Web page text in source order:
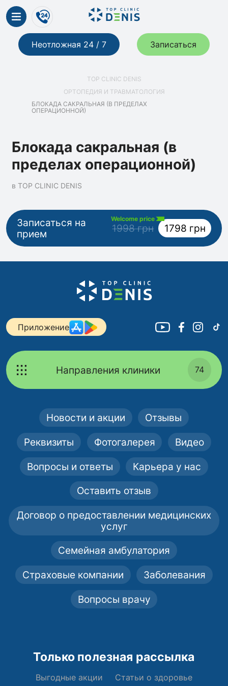
Неотложная 24 / 7 Записаться
TOP CLINIC DENIS
ОРТОПЕДИЯ И ТРАВМАТОЛОГИЯ
БЛОКАДА САКРАЛЬНАЯ (В ПРЕДЕЛАХ
ОПЕРАЦИОННОЙ)
Блокада сакральная (в
пределах операционной)
в TOP CLINIC DENIS
Записаться на
прием
Welcome price
1998 грн 1798 грн
Приложение
Направления клиники 74
Новости и акции Отзывы
Реквизиты Фотогалерея Видео
Вопросы и ответы Карьера у нас
Оставить отзыв
Договор о предоставлении медицинских
услуг
Семейная амбулатория
Страховые компании Заболевания
Вопросы врачу
Только полезная рассылка
Выгодные акции
Статьи о здоровье